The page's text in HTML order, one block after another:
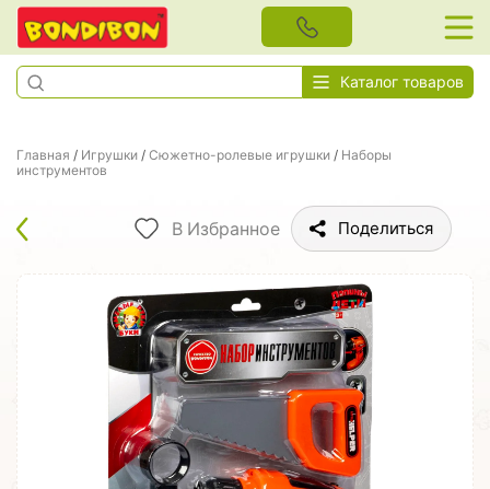
Каталог товаров
Главная / Игрушки / Сюжетно-ролевые игрушки / Наборы
инструментов
В Избранное Поделиться